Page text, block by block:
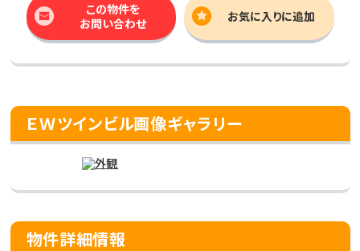
この物件を
お問い合わせ
お気に入りに追加
ＥＷツインビル画像ギャラリー
物件詳細情報